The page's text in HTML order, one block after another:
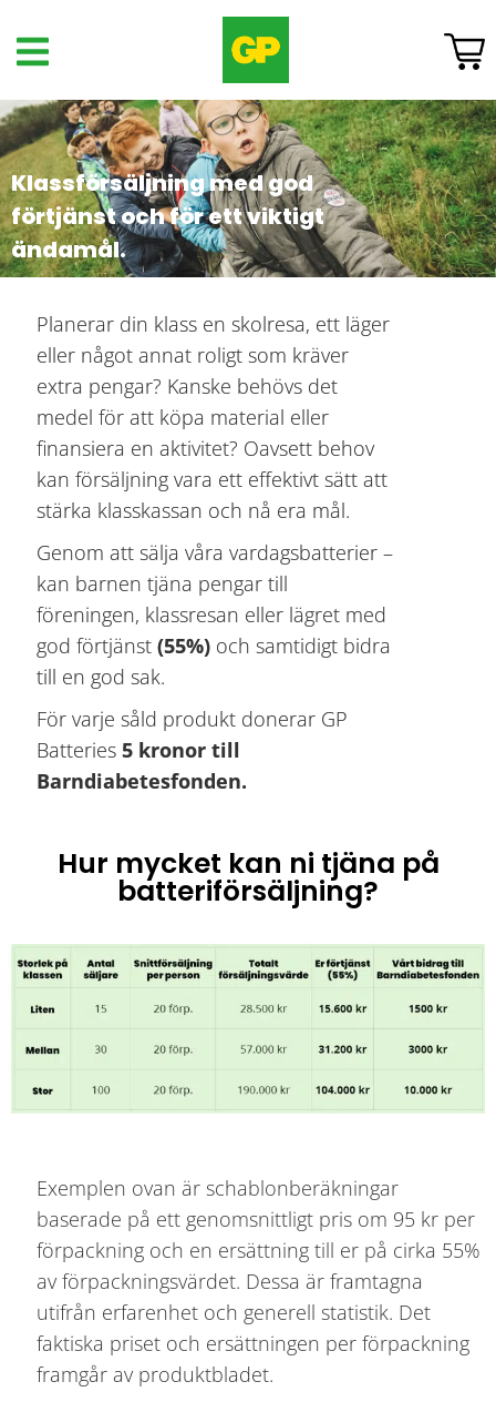
Klassförsäljning med god
förtjänst och för ett viktigt
ändamål.
Planerar din klass en skolresa, ett läger
eller något annat roligt som kräver
extra pengar? Kanske behövs det
medel för att köpa material eller
finansiera en aktivitet? Oavsett behov
kan försäljning vara ett effektivt sätt att
stärka klasskassan och nå era mål.
Genom att sälja våra vardagsbatterier –
kan barnen tjäna pengar till
föreningen, klassresan eller lägret med
god förtjänst (55%) och samtidigt bidra
till en god sak.
För varje såld produkt donerar GP
Batteries 5 kronor till
Barndiabetesfonden.
Hur mycket kan ni tjäna på
batteriförsäljning?
Exemplen ovan är schablonberäkningar
baserade på ett genomsnittligt pris om 95 kr per
förpackning och en ersättning till er på cirka 55%
av förpackningsvärdet. Dessa är framtagna
utifrån erfarenhet och generell statistik. Det
faktiska priset och ersättningen per förpackning
framgår av produktbladet.